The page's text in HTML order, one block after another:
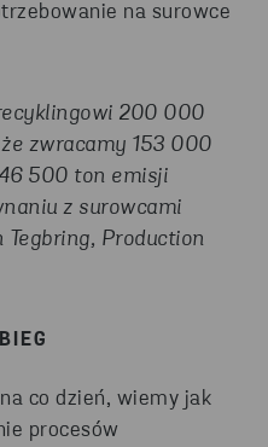
na surowce
200 000
zwracamy 153 000
500 ton emisji
z surowcami
Production
co dzień, wiemy jak
procesów